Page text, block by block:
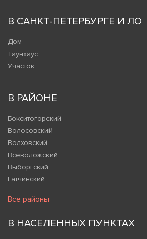
В САНКТ-ПЕТЕРБУРГЕ И ЛО
Дом
Таунхаус
Участок
В РАЙОНЕ
Бокситогорский
Волосовский
Волховский
Всеволожский
Выборгский
Гатчинский
Все районы
В НАСЕЛЕННЫХ ПУНКТАХ